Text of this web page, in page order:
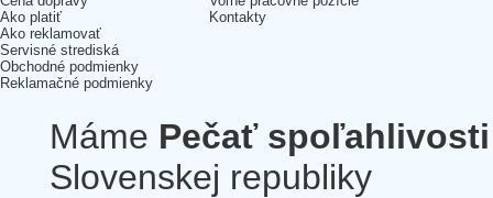
Ako platiť
Ako reklamovať
Servisné strediská
Obchodné podmienky
Reklamačné podmienky
Kontakty
Máme Pečať spoľahlivosti
Slovenskej republiky